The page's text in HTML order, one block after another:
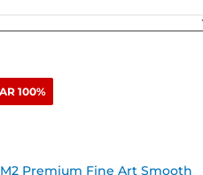
100%
Premium Fine Art Smooth